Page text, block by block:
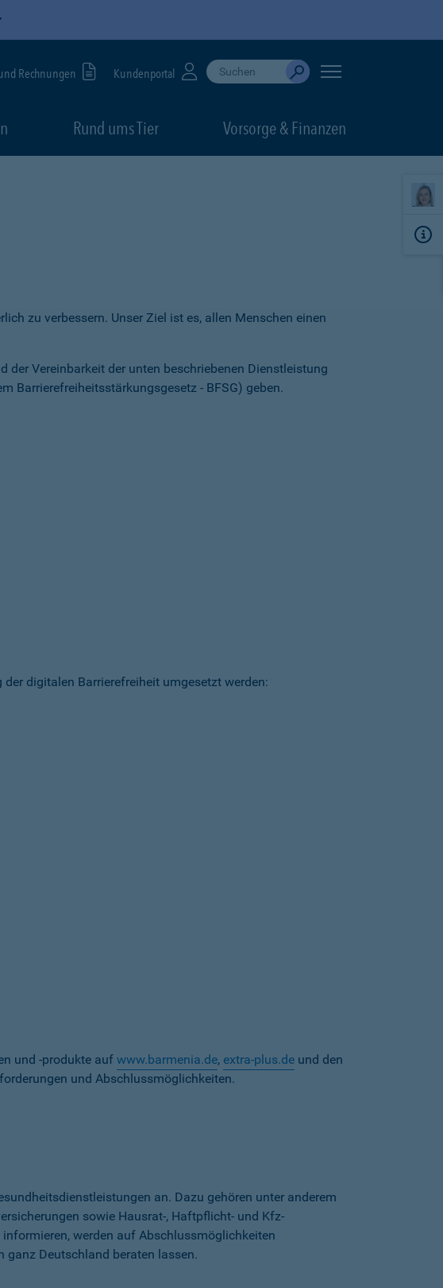
Rechnungen Kundenportal Suche durchführen
When autocomplete results are available, use
Absenden
Rund ums Tier Vorsorge & Finanzen
zu verbessern. Unser Ziel ist es, allen Menschen einen
der Vereinbarkeit der unten beschriebenen Dienstleistung
Barrierefreiheitsstärkungsgesetz - BFSG) geben.
digitalen Barrierefreiheit umgesetzt werden:
und -produkte auf www.barmenia.de, extra-plus.de und den
und Abschlussmöglichkeiten.
an. Dazu gehören unter anderem
sowie Hausrat-, Haftpflicht- und Kfz-
werden auf Abschlussmöglichkeiten
ganz Deutschland beraten lassen.